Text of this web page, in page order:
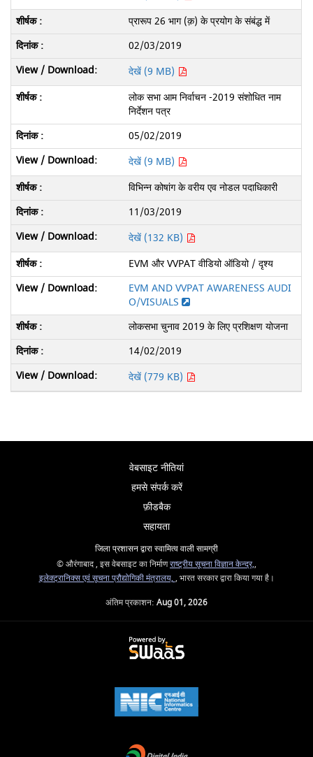
प्रारूप 26 भाग (क़) के प्रयोग के संबंद्ध में
02/03/2019
देखें (9 MB)
लोक सभा आम निर्वाचन -2019 संशोधित नाम
निर्देशन पत्र
05/02/2019
देखें (9 MB)
विभिन्न कोषांग के वरीय एव नोडल पदाधिकारी
11/03/2019
देखें (132 KB)
EVM और VVPAT वीडियो ऑडियो / दृश्य
EVM AND VVPAT AWARENESS AUDI
O/VISUALS
लोकसभा चुनाव 2019 के लिए प्रशिक्षण योजना
14/02/2019
देखें (779 KB)
वेबसाइट नीतियां
हमसे संपर्क करें
फ़ीडबैक
सहायता
जिला प्रशासन द्वारा स्वामित्व वाली सामग्री
© औरंगाबाद , इस वेबसाइट का निर्माणराष्ट्रीय सूचना विज्ञान केन्द्र,,
इलेक्ट्रानिक्स एवं सूचना प्रौद्योगिकी मंत्रालय,, भारत सरकार द्वारा किया गया है।
अंतिम प्रकाशन: Aug 01, 2026